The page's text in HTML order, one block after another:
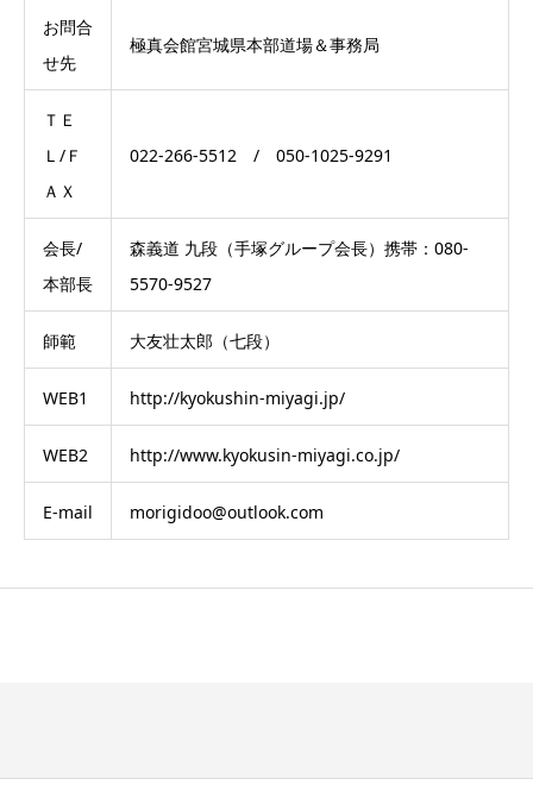
お問合
せ先
極真会館宮城県本部道場＆事務局
ＴＥ
Ｌ/Ｆ
ＡＸ
022-266-5512 / 050-1025-9291
会長/
本部長
森義道 九段（手塚グループ会長）携帯：080-
5570-9527
師範 大友壮太郎（七段）
WEB1 http://kyokushin-miyagi.jp/
WEB2 http://www.kyokusin-miyagi.co.jp/
E-mail morigidoo@outlook.com